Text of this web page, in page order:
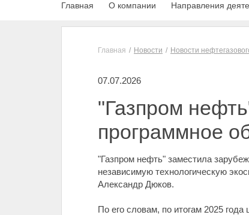
Главная О компании Направления
Главная Новости Новости
07.07.2026
"Газпром
программное
"Газпром нефть" заместила
независимую технологическую
Александр Дюков.
По его словам, по итогам 2025